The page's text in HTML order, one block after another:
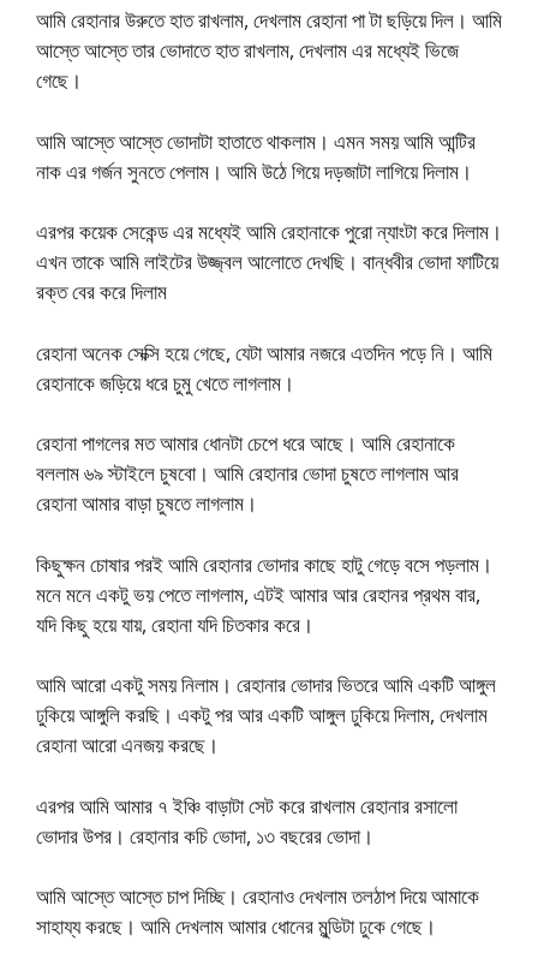
আমি রেহানার উরুতে হাত রাখলাম, দেখলাম রেহানা পা টা ছড়িয়ে দিল। আমি
আস্তে আস্তে তার ভোদাতে হাত রাখলাম, দেখলাম এর মধ্যেই ভিজে
গেছে।
আমি আস্তে আস্তে ভোদাটা হাতাতে থাকলাম। এমন সময় আমি আন্টির
নাক এর গর্জন সুনতে পেলাম। আমি উঠে গিয়ে দড়জাটা লাগিয়ে দিলাম।
এরপর কয়েক সেকেন্ড এর মধ্যেই আমি রেহানাকে পুরো ন্যাংটা করে দিলাম।
এখন তাকে আমি লাইটের উজ্জ্বল আলোতে দেখছি। বান্ধবীর ভোদা ফাটিয়ে
রক্ত বের করে দিলাম
রেহানা অনেক সেক্সি হয়ে গেছে, যেটা আমার নজরে এতদিন পড়ে নি। আমি
রেহানাকে জড়িয়ে ধরে চুমু খেতে লাগলাম।
রেহানা পাগলের মত আমার ধোনটা চেপে ধরে আছে। আমি রেহানাকে
বললাম ৬৯ স্টাইলে চুষবো। আমি রেহানার ভোদা চুষতে লাগলাম আর
রেহানা আমার বাড়া চুষতে লাগলাম।
কিছুক্ষন চোষার পরই আমি রেহানার ভোদার কাছে হাটু গেড়ে বসে পড়লাম।
মনে মনে একটু ভয় পেতে লাগলাম, এটই আমার আর রেহানর প্রথম বার,
যদি কিছু হয়ে যায়, রেহানা যদি চিতকার করে।
আমি আরো একটু সময় নিলাম। রেহানার ভোদার ভিতরে আমি একটি আঙ্গুল
ঢুকিয়ে আঙ্গুলি করছি। একটু পর আর একটি আঙ্গুল ঢুকিয়ে দিলাম, দেখলাম
রেহানা আরো এনজয় করছে।
এরপর আমি আমার ৭ ইঞ্চি বাড়াটা সেট করে রাখলাম রেহানার রসালো
ভোদার উপর। রেহানার কচি ভোদা, ১৩ বছরের ভোদা।
আমি আস্তে আস্তে চাপ দিচ্ছি। রেহানাও দেখলাম তলঠাপ দিয়ে আমাকে
সাহায্য করছে। আমি দেখলাম আমার ধোনের মুন্ডিটা ঢুকে গেছে।